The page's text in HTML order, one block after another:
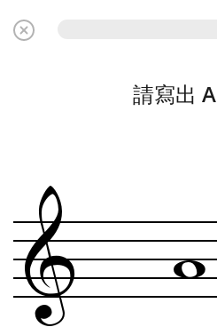
請寫出 A
& w